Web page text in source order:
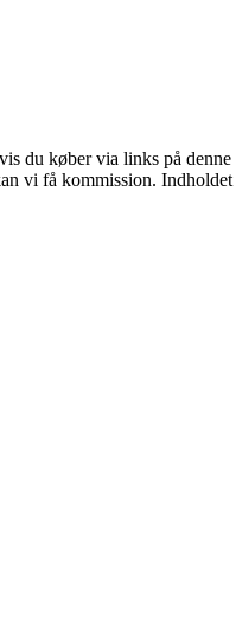
du køber via links på denne
vi få kommission.